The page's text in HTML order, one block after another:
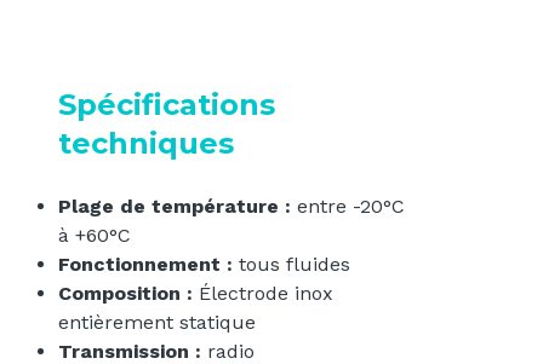
Spécifications
techniques
Plage de température : entre -20°C
à +60°C
Fonctionnement : tous fluides
Composition : Électrode inox
entièrement statique
Transmission : radio